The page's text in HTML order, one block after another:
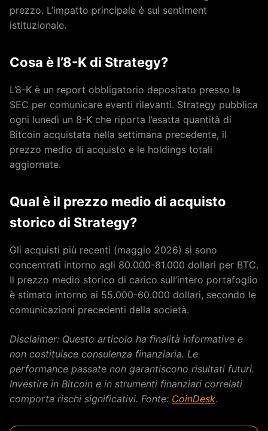
prezzo. L’impatto principale è sul sentiment
istituzionale.
Cosa è l’8-K di Strategy?
L’8-K è un report obbligatorio depositato presso la
SEC per comunicare eventi rilevanti. Strategy pubblica
ogni lunedì un 8-K che riporta l’esatta quantità di
Bitcoin acquistata nella settimana precedente, il
prezzo medio di acquisto e le holdings totali
aggiornate.
Qual è il prezzo medio di acquisto
storico di Strategy?
Gli acquisti più recenti (maggio 2026) si sono
concentrati intorno agli 80.000-81.000 dollari per BTC.
Il prezzo medio storico di carico sull’intero portafoglio
è stimato intorno ai 55.000-60.000 dollari, secondo le
comunicazioni precedenti della società.
Disclaimer: Questo articolo ha finalità informative e
non costituisce consulenza finanziaria. Le
performance passate non garantiscono risultati futuri.
Investire in Bitcoin e in strumenti finanziari correlati
comporta rischi significativi. Fonte: CoinDesk.